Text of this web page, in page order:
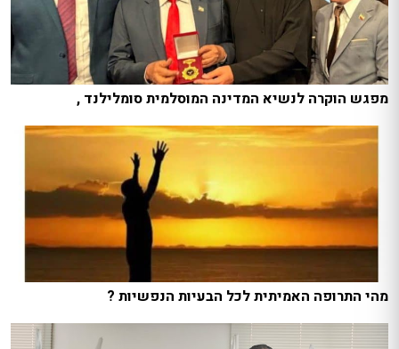
מפגש הוקרה לנשיא המדינה המוסלמית סומלילנד ,
מהי התרופה האמיתית לכל הבעיות הנפשיות ?